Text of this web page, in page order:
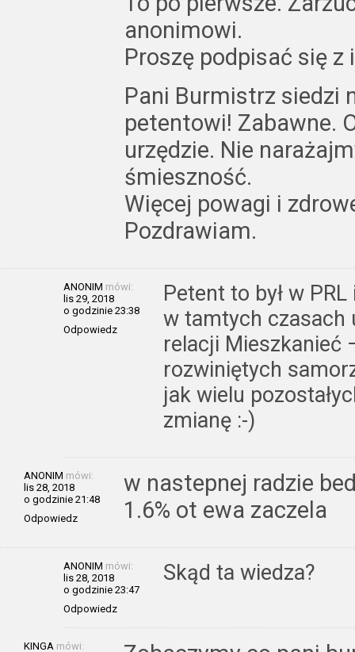
anonimowi.
Proszę podpisać się
Pani Burmistrz siedzi
petentowi! Zabawne.
urzędzie. Nie
śmieszność.
Więcej powagi i
Pozdrawiam.
ANONIM mówi:
lis 29, 2018
o godzinie 23:38
Odpowiedz
Petent to był w
w tamtych czasach
relacji Mieszkanieć
rozwiniętych
jak wielu
zmianę :-)
ANONIM mówi:
lis 28, 2018
o godzinie 21:48
Odpowiedz
w nastepnej radzie
1.6% ot ewa zaczela
ANONIM mówi:
lis 28, 2018
o godzinie 23:47
Odpowiedz
Skąd ta wiedza?
KINGA mówi: